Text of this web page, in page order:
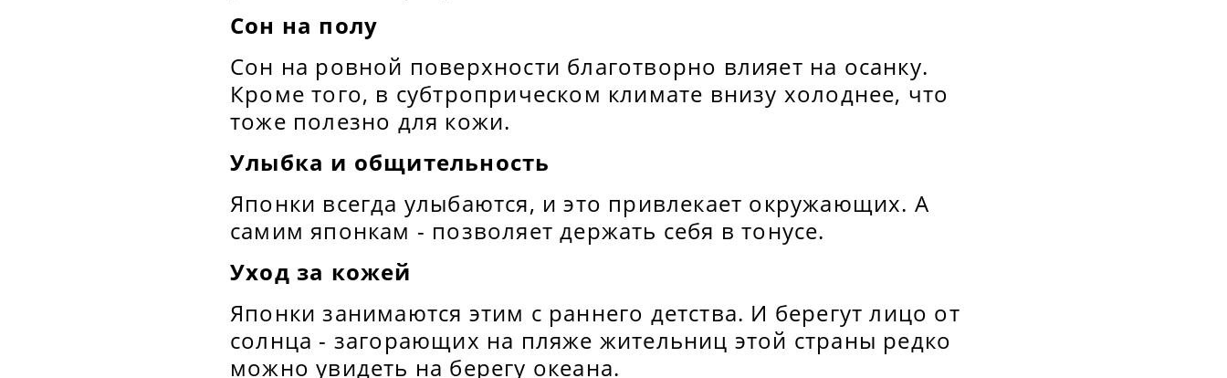
Сон на полу
Сон на ровной поверхности благотворно влияет на осанку.
Кроме того, в субтроприческом климате внизу холоднее, что
тоже полезно для кожи.
Улыбка и общительность
Японки всегда улыбаются, и это привлекает окружающих. А
самим японкам - позволяет держать себя в тонусе.
Уход за кожей
Японки занимаются этим с раннего детства. И берегут лицо от
солнца - загорающих на пляже жительниц этой страны редко
можно увидеть на берегу океана.